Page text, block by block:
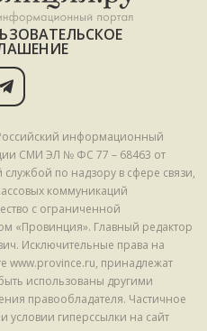
информационный
СМИ ЭЛ № ФС 77 – 68463 от
по надзору в сфере связи,
коммуникаций
с ограниченной
«Провинция». Главный редактор
Исключительные права на
www.province.ru, принадлежат
использованы другими
правообладателя. Частичное
условии гиперссылки на сайт